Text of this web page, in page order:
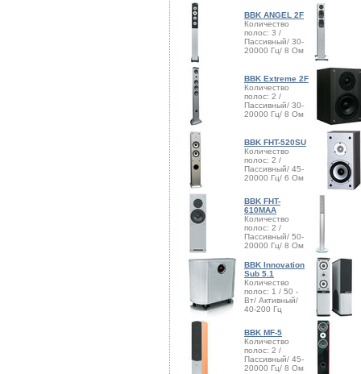
BBK ANGEL 2F
Количество
полос: 3 /
Пассивный/ 30-
20000 Гц/ 8 Ом
BBK Extreme 2F
Количество
полос: 2 /
Пассивный/ 30-
20000 Гц/ 8 Ом
BBK FHT-520SU
Количество
полос: 2 /
Пассивный/ 45-
20000 Гц/ 6 Ом
BBK FHT-
610MAA
Количество
полос: 2 /
Пассивный/ 50-
20000 Гц/ 8 Ом
BBK Innovation
Sub 5.1
Количество
полос: 1 / 50 -
Вт/ Активный/
40-200 Гц
BBK MF-5
Количество
полос: 2 /
Пассивный/ 45-
20000 Гц/ 8 Ом